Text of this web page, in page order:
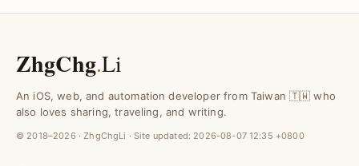
ZhgChg.Li
An iOS, web, and automation developer from Taiwan 🇹🇼 who
also loves sharing, traveling, and writing.
© 2018–2026 · ZhgChgLi · Site updated: 2026-08-07 12:35 +0800